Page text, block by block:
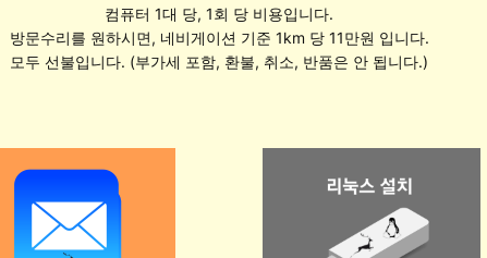
컴퓨터 1대 당, 1회 당 비용입니다.
방문수리를 원하시면, 네비게이션 기준 1km 당 11만원 입니다.
모두 선불입니다. (부가세 포함, 환불, 취소, 반품은 안 됩니다.)